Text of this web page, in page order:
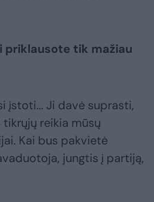
priklausote tik mažiau
įstoti... Ji davė suprasti,
reikia mūsų
Kai bus pakvietė
jungtis į partiją,